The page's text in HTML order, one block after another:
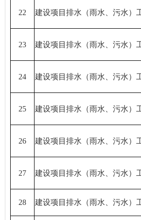
22 建设项目排水（雨水、污水）
23 建设项目排水（雨水、污水）
24 建设项目排水（雨水、污水）
25 建设项目排水（雨水、污水）
26 建设项目排水（雨水、污水）
27 建设项目排水（雨水、污水）
28 建设项目排水（雨水、污水）